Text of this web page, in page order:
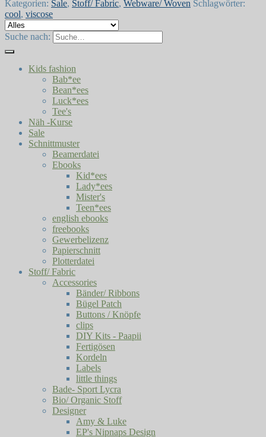
Kategorien: Sale, Stoff/ Fabric, Webware/ Woven Schlagwörter:
cool, viscose
Suche nach:
Kids fashion
Bab*ee
Bean*ees
Luck*ees
Tee's
Näh -Kurse
Sale
Schnittmuster
Beamerdatei
Ebooks
Kid*ees
Lady*ees
Mister's
Teen*ees
english ebooks
freebooks
Gewerbelizenz
Papierschnitt
Plotterdatei
Stoff/ Fabric
Accessories
Bänder/ Ribbons
Bügel Patch
Buttons / Knöpfe
clips
DIY Kits - Paapii
Fertigösen
Kordeln
Labels
little things
Bade- Sport Lycra
Bio/ Organic Stoff
Designer
Amy & Luke
EP's Nipnaps Design